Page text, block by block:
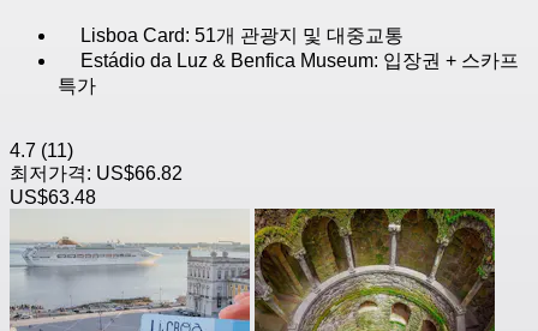
Lisboa Card: 51개 관광지 및 대중교통
Estádio da Luz & Benfica Museum: 입장권 + 스카프
특가
4.7 (11)
최저가격: US$66.82
US$63.48